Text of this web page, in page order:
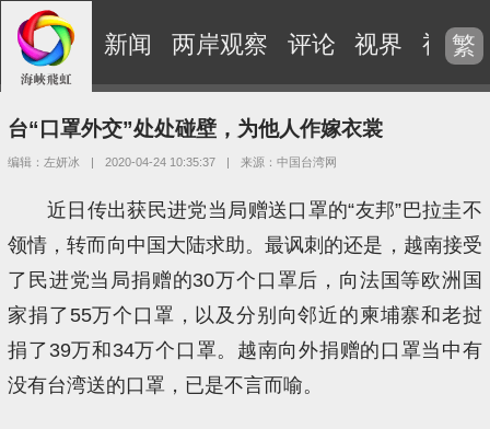
新闻 两岸观察 评论 视界 视频
繁
台“口罩外交”处处碰壁，为他人作嫁衣裳
编辑：左妍冰 | 2020-04-24 10:35:37 | 来源：中国台湾网
近日传出获民进党当局赠送口罩的“友邦”巴拉圭不
领情，转而向中国大陆求助。最讽刺的还是，越南接受
了民进党当局捐赠的30万个口罩后，向法国等欧洲国
家捐了55万个口罩，以及分别向邻近的柬埔寨和老挝
捐了39万和34万个口罩。越南向外捐赠的口罩当中有
没有台湾送的口罩，已是不言而喻。